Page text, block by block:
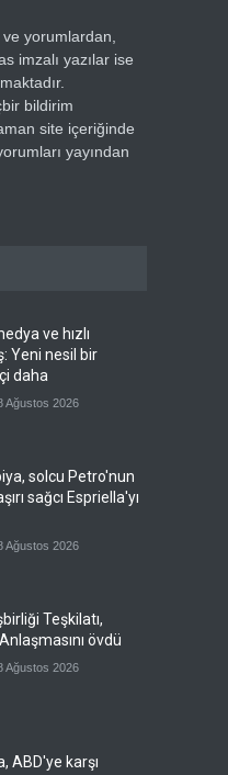
ve yorumlardan,
imzalı yazılar ise
bildirim
site içeriğinde
yayından
ve hızlı
Yeni nesil bir
daha
Ağustos 2026
solcu Petro'nun
sağcı Espriella'yı
Ağustos 2026
Teşkilatı,
övdü
Ağustos 2026
ABD'ye karşı